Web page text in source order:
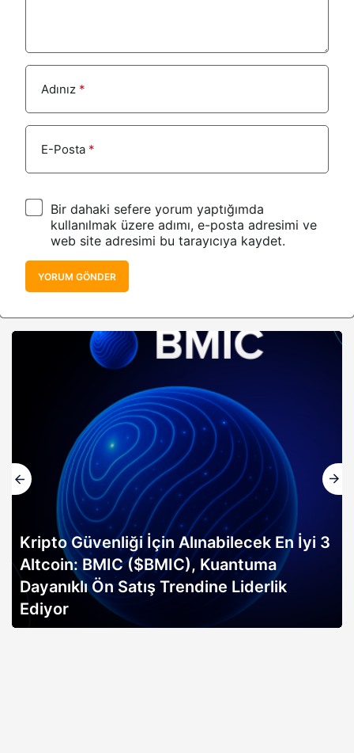
Adınız *
E-Posta *
Bir dahaki sefere yorum yaptığımda
kullanılmak üzere adımı, e-posta adresimi ve
web site adresimi bu tarayıcıya kaydet.
YORUM GÖNDER
Altın rallisi, 2026 Bitcoin boğa koşusunun
erken sinyali mi? Bitwise analisti
açıklıyor…